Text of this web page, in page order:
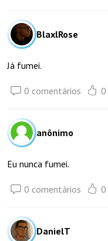
BlaxlRose
Já fumei.
0 comentários 0
anônimo
Eu nunca fumei.
0 comentários 0
DanielT